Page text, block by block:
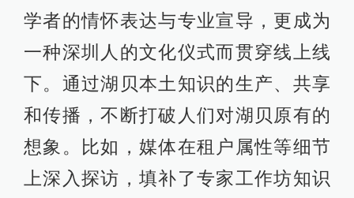
学者的情怀表达与专业宣导，更成为
一种深圳人的文化仪式而贯穿线上线
下。通过湖贝本土知识的生产、共享
和传播，不断打破人们对湖贝原有的
想象。比如，媒体在租户属性等细节
上深入探访，填补了专家工作坊知识